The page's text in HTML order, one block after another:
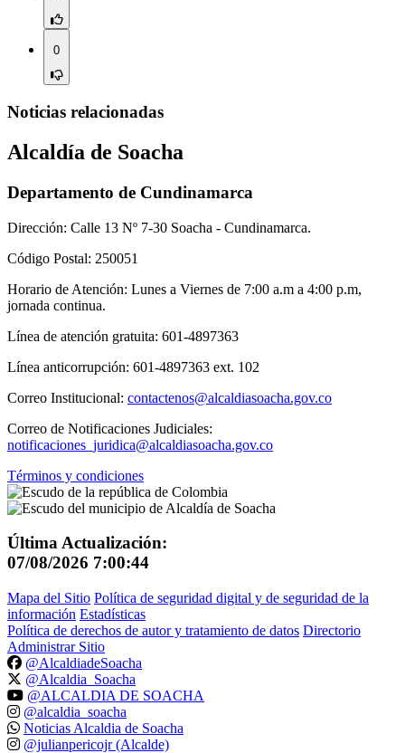
0
Noticias relacionadas
Alcaldía de Soacha
Departamento de Cundinamarca
Dirección: Calle 13 Nº 7-30 Soacha - Cundinamarca.
Código Postal: 250051
Horario de Atención: Lunes a Viernes de 7:00 a.m a 4:00 p.m,
jornada continua.
Línea de atención gratuita: 601-4897363
Línea anticorrupción: 601-4897363 ext. 102
Correo Institucional: contactenos@alcaldiasoacha.gov.co
Correo de Notificaciones Judiciales:
notificaciones_juridica@alcaldiasoacha.gov.co
Términos y condiciones
Última Actualización:
07/08/2026 7:00:44
Mapa del Sitio Política de seguridad digital y de seguridad de la
información Estadísticas
Política de derechos de autor y tratamiento de datos Directorio
Administrar Sitio
@AlcaldiadeSoacha
@Alcaldia_Soacha
@ALCALDIA DE SOACHA
@alcaldia_soacha
Noticias Alcaldia de Soacha
@julianpericojr (Alcalde)